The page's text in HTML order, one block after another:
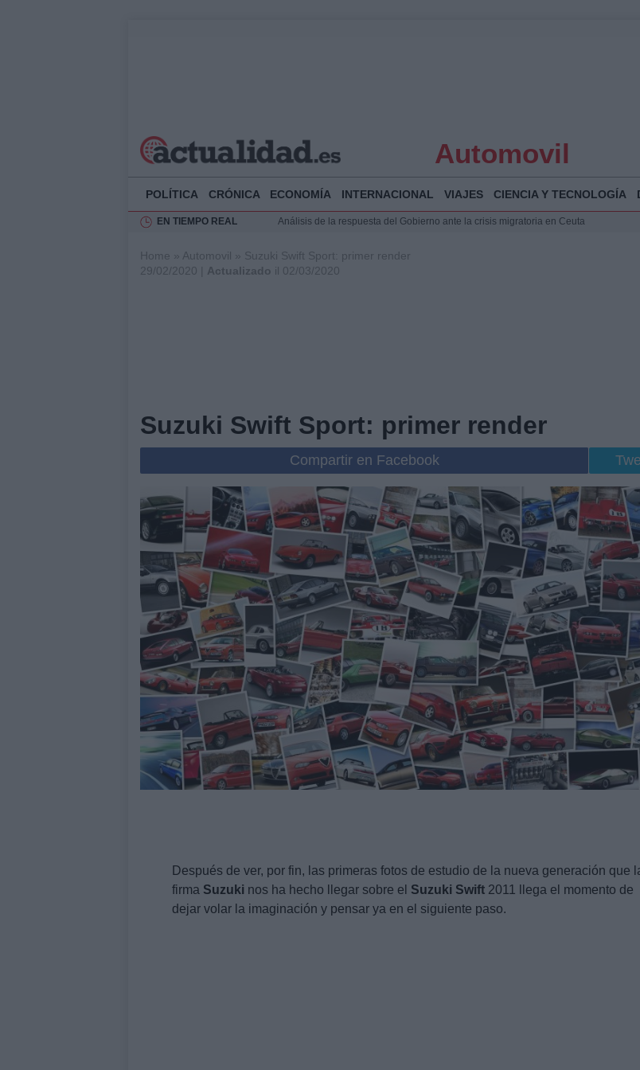
Automovil
POLÍTICA CRÓNICA ECONOMÍA INTERNACIONAL VIAJES CIENCIA Y TECNOLOGÍA
EN TIEMPO REAL
Análisis de la respuesta del Gobierno ante la crisis migratoria en Ceuta
Felipe VI recibe a Juan Jesús Vivas en Palma para analizar la situación en Ceuta
Home » Automovil » Suzuki Swift Sport: primer render
29/02/2020 | Actualizado il 02/03/2020
Suzuki Swift Sport: primer render
Compartir en Facebook
Después de ver, por fin, las primeras fotos de estudio de la nueva generación que
firma Suzuki nos ha hecho llegar sobre el Suzuki Swift 2011 llega el momento de
dejar volar la imaginación y pensar ya en el siguiente paso.